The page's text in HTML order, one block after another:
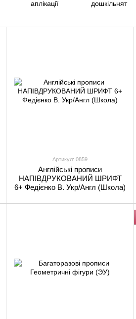
аплікації
дошкільнят
Артикул: 0859
Англійські прописи
НАПІВДРУКОВАНИЙ ШРИФТ
6+ Федієнко В. Укр/Англ (Школа)